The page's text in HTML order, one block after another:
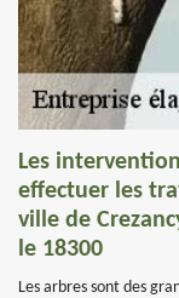
Les
effectuer les
ville de
le 18300
Les arbres sont des